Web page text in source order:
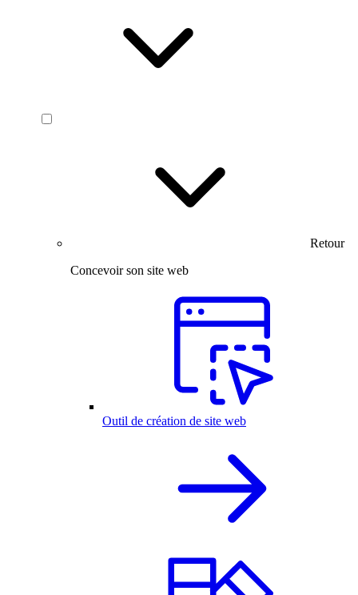
Retour
Concevoir son site web
Outil de création de site web